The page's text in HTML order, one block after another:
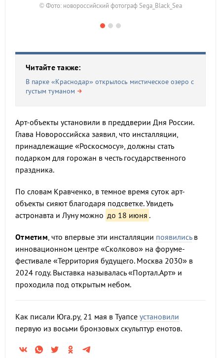
© Фото: новороссийский фотограф Sega_Black_Sea
Читайте также:
В парке «Краснодар» открылось мистическое озеро с
густым туманом
Арт-объекты установили в преддверии Дня России.
Глава Новороссийска заявил, что инсталляции,
принадлежащие «Роскосмосу», должны стать
подарком для горожан в честь государственного
праздника.
По словам Кравченко, в темное время суток арт-
объекты сияют благодаря подсветке. Увидеть
астронавта и Луну можно до 18 июня .
Отметим, что впервые эти инсталляции появилисьв
инновационном центре «Сколково» на форуме-
фестивале «Территория будущего. Москва 2030» в
2024 году. Выставка называлась «Портал.Арт» и
проходила под открытым небом.
Как писали Юга.ру, 21 мая в Туапсе установили
первую из восьми бронзовых скульптур енотов.